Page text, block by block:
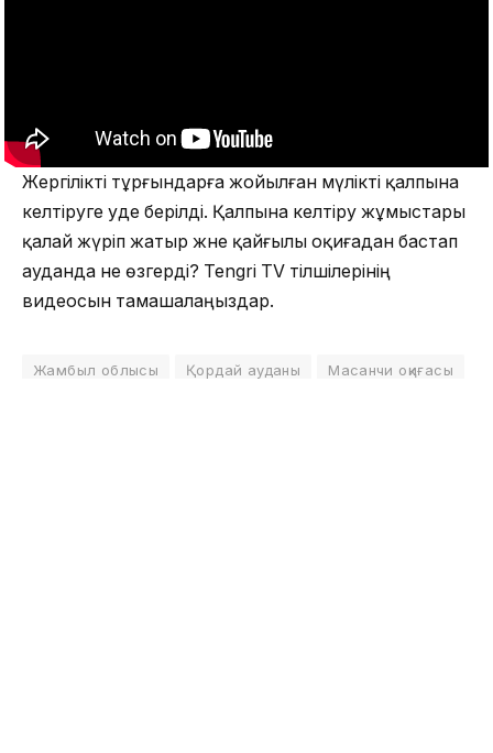
Жергілікті тұрғындарға жойылған мүлікті қалпына
келтіруге уәде берілді. Қалпына келтіру жұмыстары
қалай жүріп жатыр және қайғылы оқиғадан бастап
ауданда не өзгерді? Tengri TV тілшілерінің
видеосын тамашалаңыздар.
Жамбыл облысы Қордай ауданы Масанчи оқиғасы